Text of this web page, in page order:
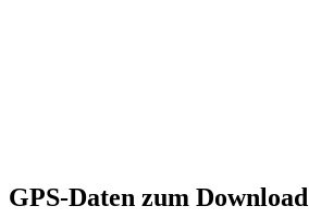
GPS-Daten zum Download